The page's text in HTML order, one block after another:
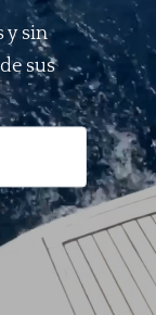
y sin
sus